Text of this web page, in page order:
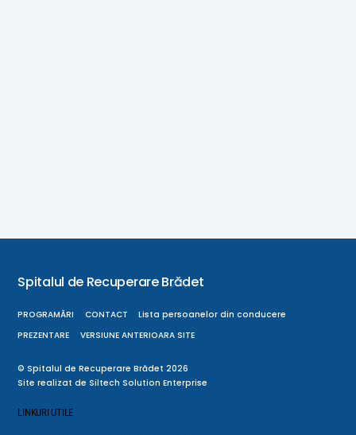
Back
Spitalul de Recuperare Brădet
PROGRAMĂRI CONTACT
Lista persoanelor din conducere
PREZENTARE
VERSIUNE ANTERIOARA SITE
©Spitalul de Recuperare Brădet 2026
Site realizat deSiltech Solution Enterprise
LINKURI UTILE